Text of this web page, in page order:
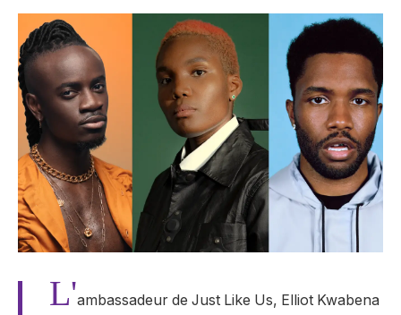
L'ambassadeur de Just Like Us, Elliot Kwabena